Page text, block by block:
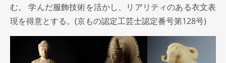
む。 学んだ服飾技術を活かし、リアリティのある衣文表
現を得意とする。(京もの認定工芸士認定番号第128号)